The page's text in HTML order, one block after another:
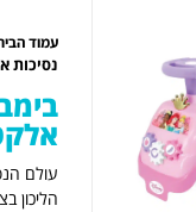
עמוד
נסיכות
עולם
הליכון